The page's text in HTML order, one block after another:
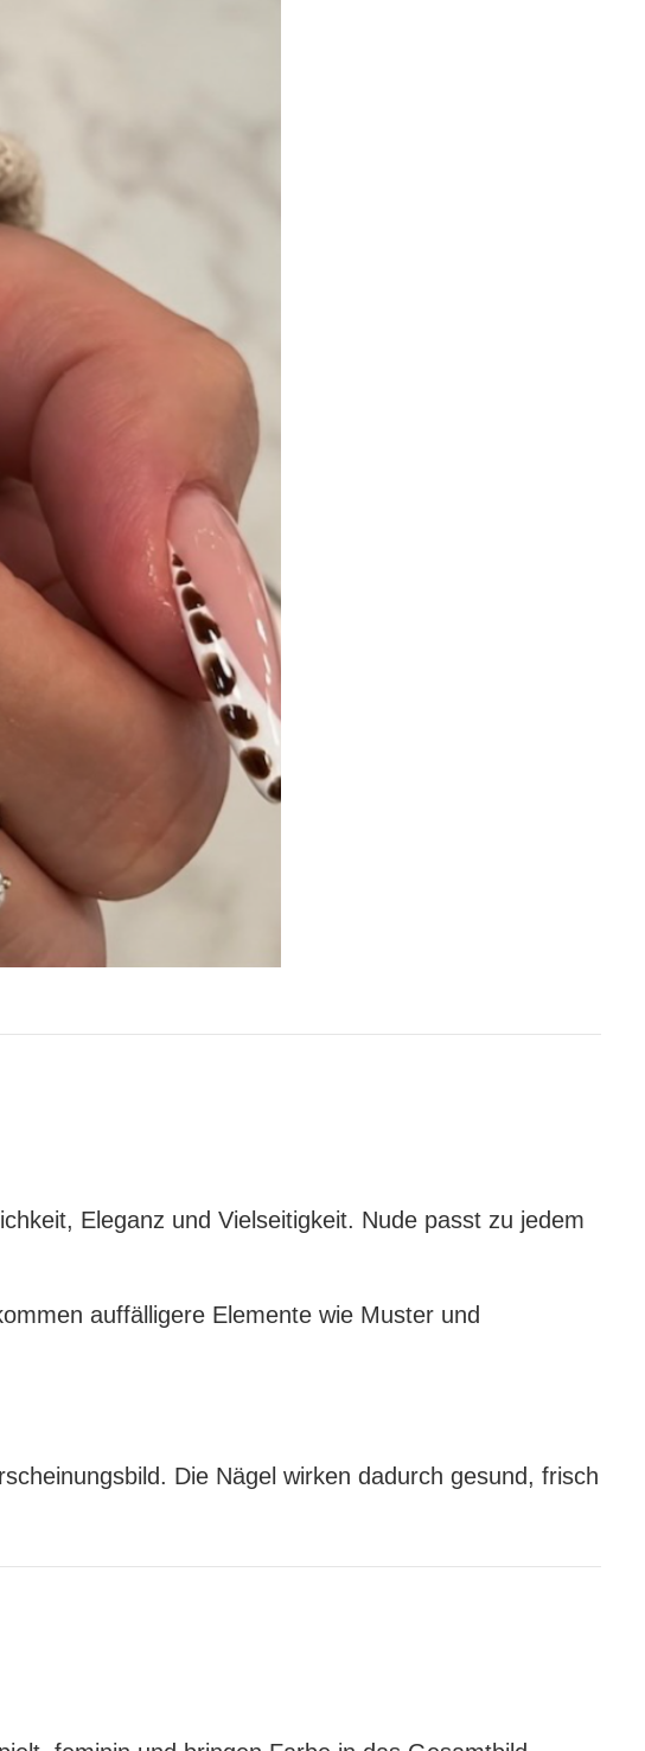
Eleganz und Vielseitigkeit. Nude passt zu jedem
auffälligere Elemente wie Muster und
Die Nägel wirken dadurch gesund, frisch